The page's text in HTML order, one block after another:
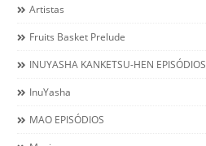
Artistas
Fruits Basket Prelude
INUYASHA KANKETSU-HEN EPISÓDIOS
InuYasha
MAO EPISÓDIOS